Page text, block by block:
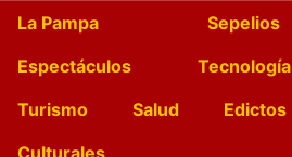
La Pampa Sepelios
Espectáculos
Tecnología
Turismo
Salud Edictos
Culturales